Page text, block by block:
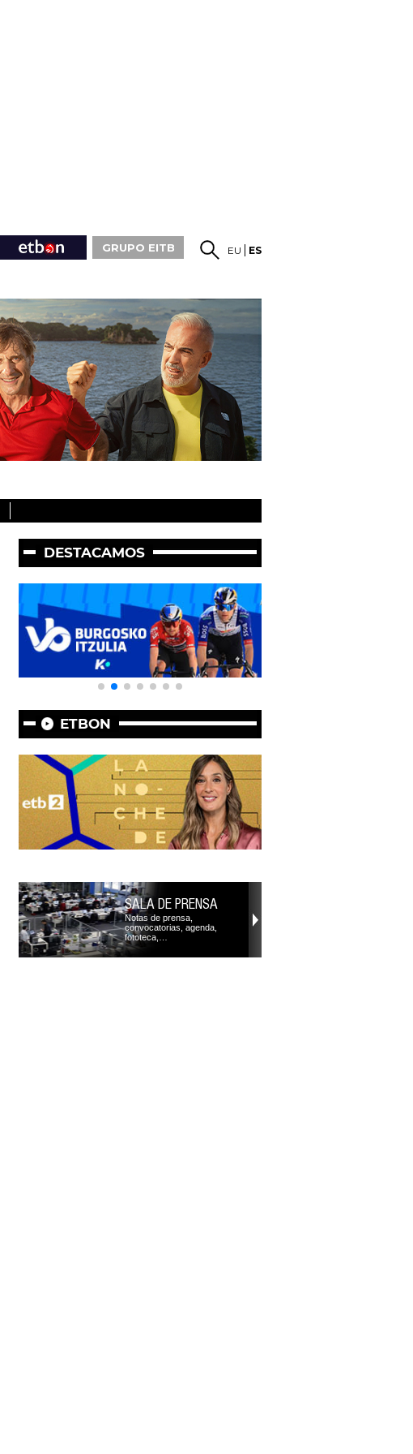
GRUPO EITB EU ES
DESTACAMOS
ETBON
SALA DE PRENSA
Notas de prensa,
convocatorias, agenda,
fototeca,…